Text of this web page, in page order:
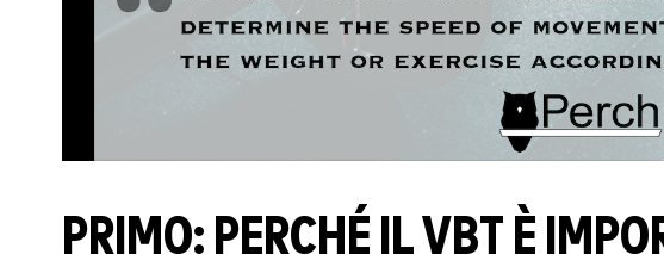
PRIMO: PERCHÉ IL VBT È